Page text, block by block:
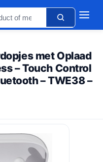
met Oplaad
– Touch Control
– TWE38 –